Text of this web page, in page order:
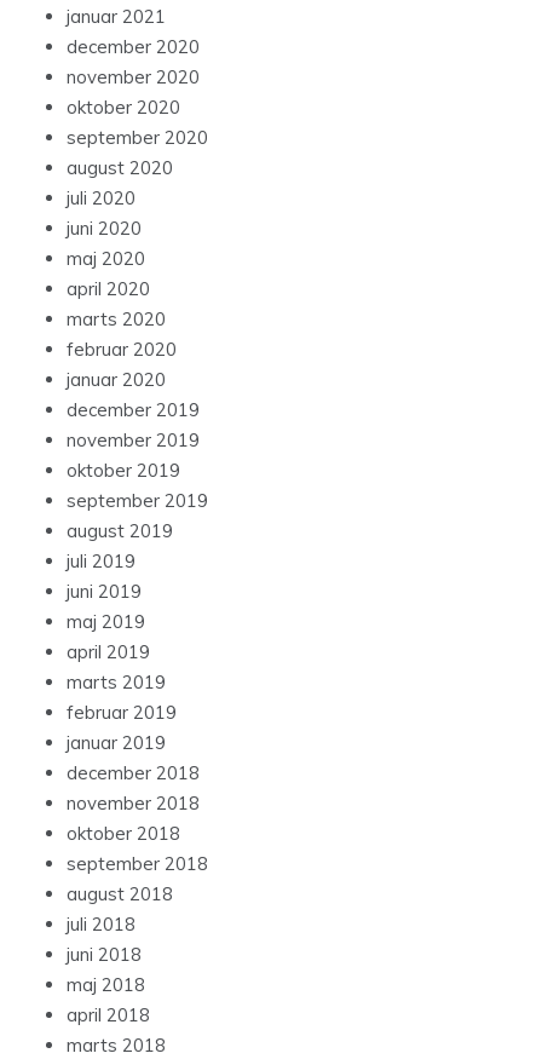
januar 2021
december 2020
november 2020
oktober 2020
september 2020
august 2020
juli 2020
juni 2020
maj 2020
april 2020
marts 2020
februar 2020
januar 2020
december 2019
november 2019
oktober 2019
september 2019
august 2019
juli 2019
juni 2019
maj 2019
april 2019
marts 2019
februar 2019
januar 2019
december 2018
november 2018
oktober 2018
september 2018
august 2018
juli 2018
juni 2018
maj 2018
april 2018
marts 2018